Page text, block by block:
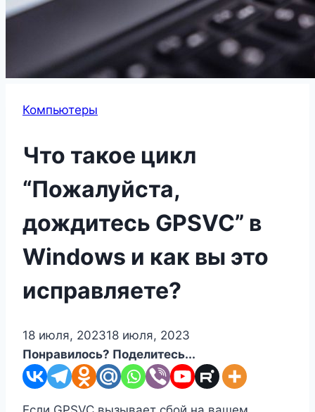
Компьютеры
Что такое цикл
“Пожалуйста,
дождитесь GPSVC” в
Windows и как вы это
исправляете?
18 июля, 202318 июля, 2023
Понравилось? Поделитесь...